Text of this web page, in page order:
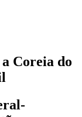
Coreia do